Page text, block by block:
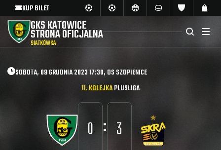
KUP BILET
GKS KATOWICE
STRONA OFICJALNA
SIATKÓWKA
SOBOTA, 09 GRUDNIA 2023 17:30, OS SZOPIENICE
11. KOLEJKAPLUSLIGA
0 : 3